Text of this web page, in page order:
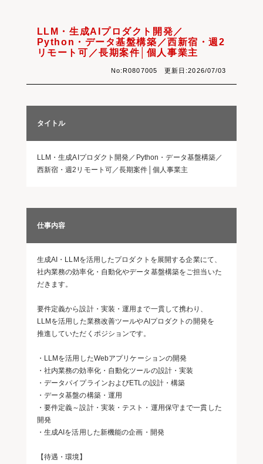
LLM・生成AIプロダクト開発／
Python・データ基盤構築／西新宿・週2
リモート可／長期案件│個人事業主
No:R0807005 更新日:2026/07/03
タイトル
LLM・生成AIプロダクト開発／Python・データ基盤構築／
西新宿・週2リモート可／長期案件│個人事業主
仕事内容
生成AI・LLMを活用したプロダクトを展開する企業にて、
社内業務の効率化・自動化やデータ基盤構築をご担当いた
だきます。
要件定義から設計・実装・運用まで一貫して携わり、
LLMを活用した業務改善ツールやAIプロダクトの開発を
推進していただくポジションです。
・LLMを活用したWebアプリケーションの開発
・社内業務の効率化・自動化ツールの設計・実装
・データパイプラインおよびETLの設計・構築
・データ基盤の構築・運用
・要件定義～設計・実装・テスト・運用保守まで一貫した
開発
・生成AIを活用した新機能の企画・開発
【待遇・環境】